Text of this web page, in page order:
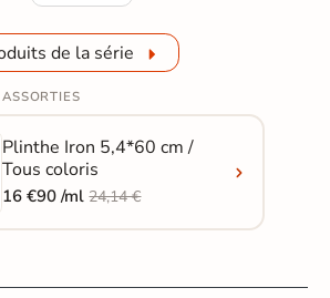
de la série
Plinthe Iron 5,4*60 cm /
Tous coloris
16 €90 /ml24,14 €